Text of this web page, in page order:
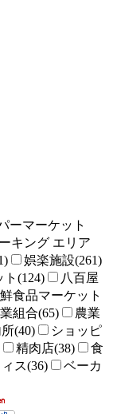
ーマーケット
キング エリア
娯楽施設(261)
ト(124)
八百屋
食品マーケット
組合(65)
農業
(40)
ショッピ
精肉店(38)
食
ス(36)
ベーカ